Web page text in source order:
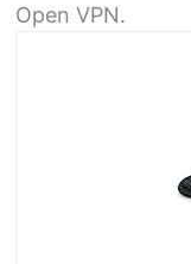
Open VPN.